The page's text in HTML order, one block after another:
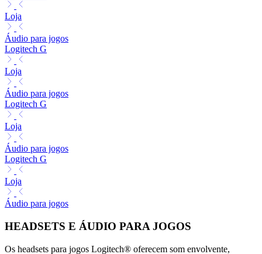
Loja
Áudio para jogos
Logitech G
Loja
Áudio para jogos
Logitech G
Loja
Áudio para jogos
Logitech G
Loja
Áudio para jogos
HEADSETS E ÁUDIO PARA JOGOS
Os headsets para jogos Logitech® oferecem som envolvente,